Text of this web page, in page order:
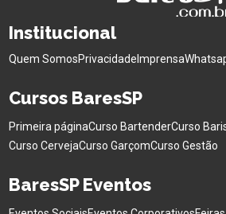
Institucional
Quem SomosPrivacidade Imprensa
Cursos BaresSP
Primeira páginaCurso BartenderCurso
Curso CervejaCurso GarçomCurso Gestão
BaresSP Eventos